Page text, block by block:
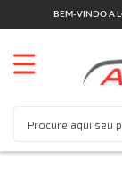
BEM-VINDO A